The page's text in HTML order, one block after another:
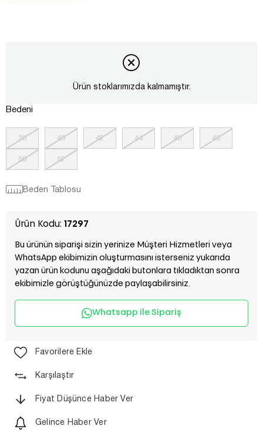
Ürün stoklarımızda kalmamıştır.
Bedeni
38 40 42 44 46 48
50 52
Beden Tablosu
Ürün Kodu: 17297
Bu ürünün siparişi sizin yerinize Müşteri Hizmetleri veya
WhatsApp ekibimizin oluşturmasını isterseniz yukarıda
yazan ürün kodunu aşağıdaki butonlara tıkladıktan sonra
ekibimizle görüştüğünüzde paylaşabilirsiniz.
Whatsapp ile Sipariş
Favorilere Ekle
Karşılaştır
Fiyat Düşünce Haber Ver
Gelince Haber Ver